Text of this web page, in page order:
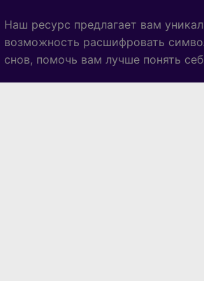
Наш ресурс предлагает вам
возможность расшифровать
снов, помочь вам лучше понять